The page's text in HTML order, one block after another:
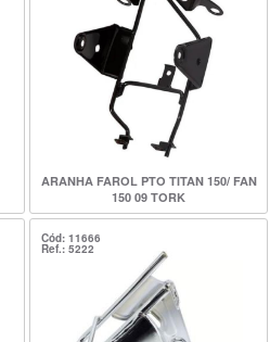
ARANHA FAROL PTO TITAN 150/ FAN
150 09 TORK
Cód: 11666
Ref.: 5222